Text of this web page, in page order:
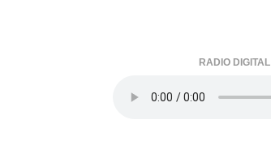
RADIO DIGITAL